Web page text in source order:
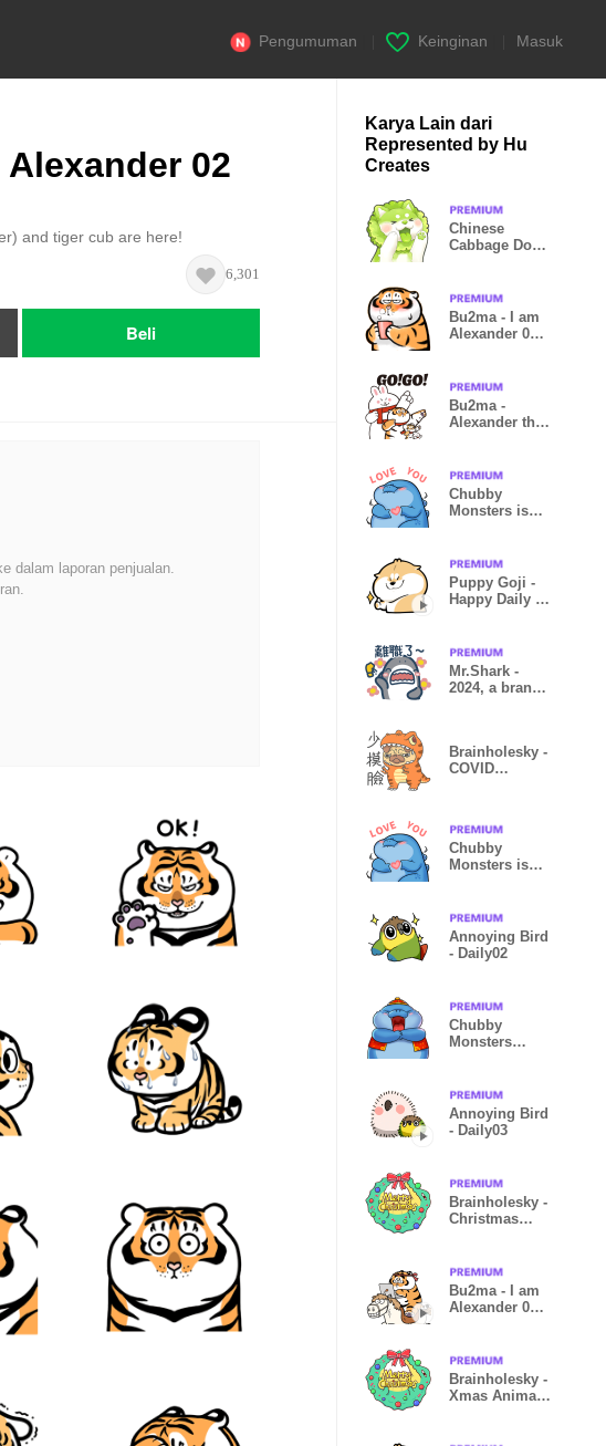
Pengumuman Keinginan Masuk
Alexander 02
and tiger cub are here!
6,301
Beli
dalam laporan penjualan.
Karya Lain dari
Represented by Hu
Creates
Chinese
Cabbage Dog
Bu2ma - I am
Alexander 05 -
Bu2ma -
Alexander the
Chubby
Monsters is
Puppy Goji -
Happy Daily 01
Mr.Shark -
2024, a brand
Brainholesky -
COVID
Chubby
Monsters is
Annoying Bird
- Daily02
Chubby
Monsters
Annoying Bird
- Daily03
Brainholesky -
Christmas
Bu2ma - I am
Alexander 04 -
Brainholesky -
Xmas Animal